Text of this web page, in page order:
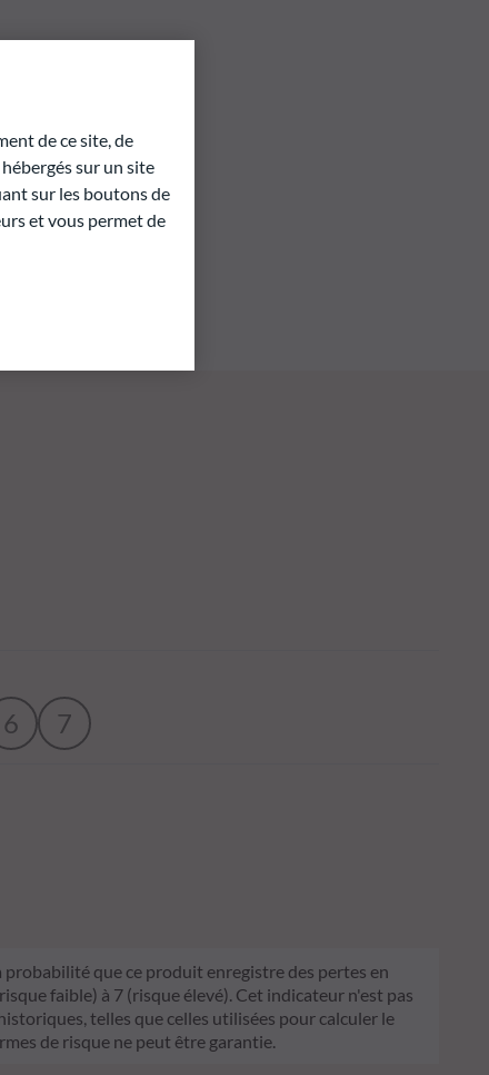
6 7
que ce produit enregistre des pertes en
faible) à 7 (risque élevé). Cet indicateur n'est pas
telles que celles utilisées pour calculer le
de risque ne peut être garantie.
de ce site, de
sur un site
sur les boutons de
et vous permet de